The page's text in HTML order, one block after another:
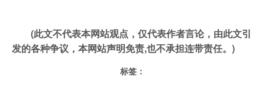
(此文不代表本网站观点，仅代表作者言论，由此文引
发的各种争议，本网站声明免责,也不承担连带责任。)
标签：